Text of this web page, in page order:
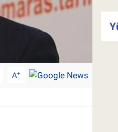
A+